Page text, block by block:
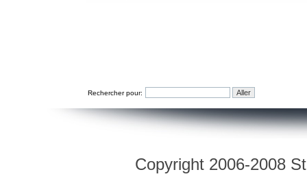
Rechercher pour:
Copyright 2006-2008